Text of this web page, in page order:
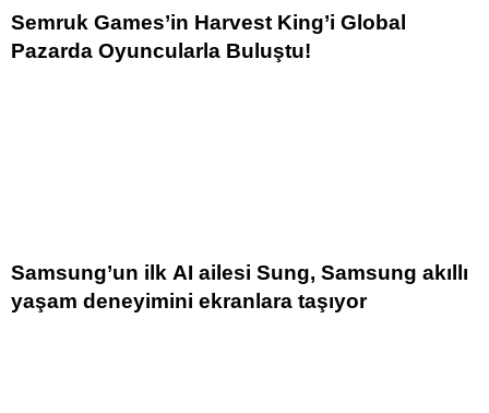
Semruk Games’in Harvest King’i Global
Pazarda Oyuncularla Buluştu!
Samsung’un ilk AI ailesi Sung, Samsung akıllı
yaşam deneyimini ekranlara taşıyor